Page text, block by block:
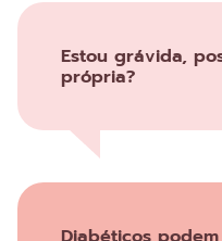
Estou grávida,
própria?